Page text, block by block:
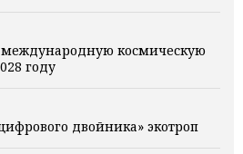
космическую
году
двойника» экотроп